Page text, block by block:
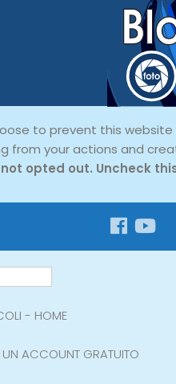
to prevent this
from your actions and
opted out. Uncheck
- HOME
ACCOUNT GRATUITO